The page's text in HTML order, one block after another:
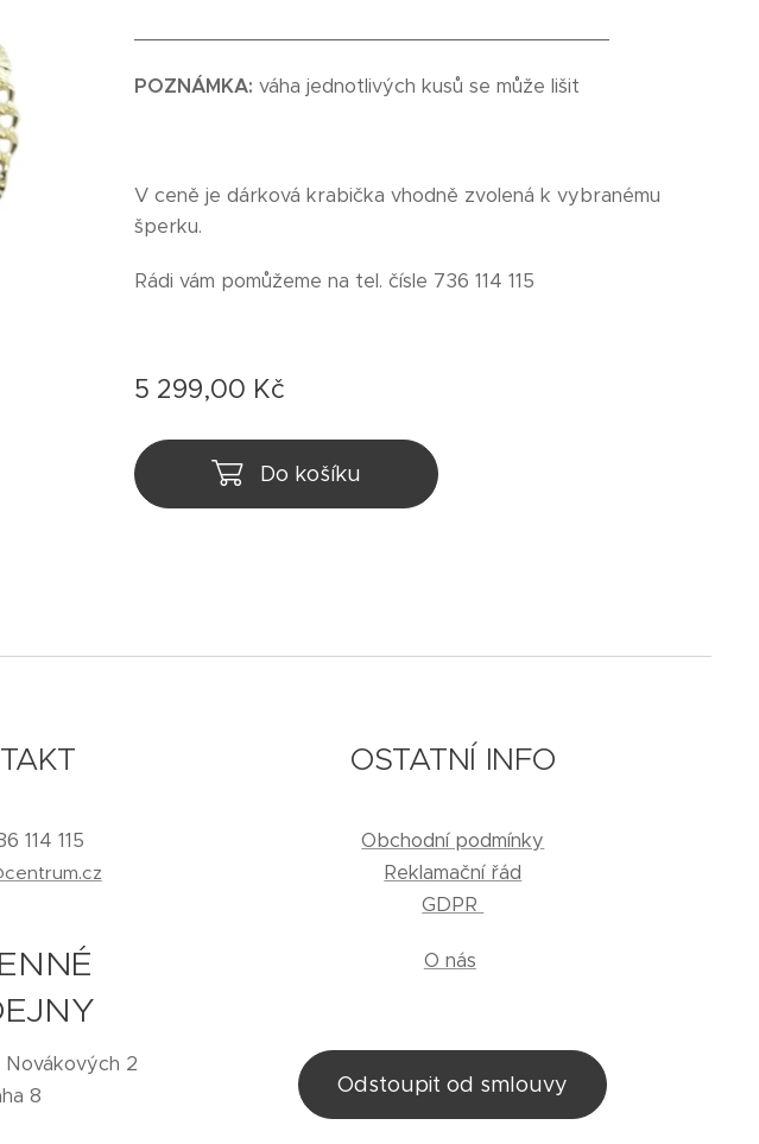
POZNÁMKA:váha jednotlivých kusů se může lišit
V ceně je dárková krabička vhodně zvolená k vybranému
šperku.
Rádi vám pomůžeme na tel. čísle 736 114 115
5 299,00 Kč
Do košíku
114 115
2
8
OSTATNÍ INFO
Obchodní podmínky
Reklamační řád
GDPR
O nás
Odstoupit od smlouvy